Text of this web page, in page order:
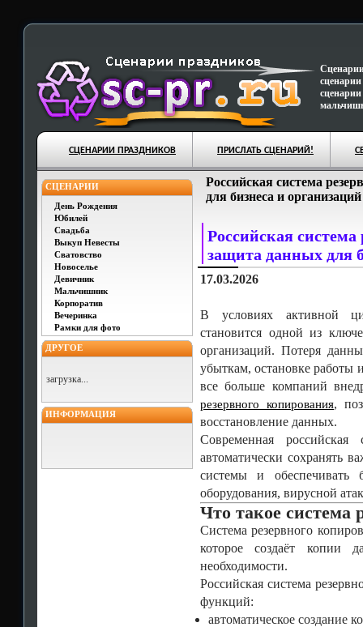
СЦЕНАРИИ ПРАЗДНИКОВ ПРИСЛАТЬ СЦЕНАРИЙ!
СЦЕНАРИИ
День Рождения
Юбилей
Свадьба
Выкуп Невесты
Сватовство
Новоселье
Девичник
Мальчишник
Корпоратив
Вечеринка
Рамки для фото
ДРУГОЕ
загрузка...
ИНФОРМАЦИЯ
Российская система
для бизнеса и организаций
Российская
защита данных для
17.03.2026
В условиях активной
становится одной из
организаций. Потеря
убыткам, остановке
все больше компаний
резервного копирования,
восстановление данных.
Современная российская
автоматически сохранять
системы и
оборудования, вирусной
Что такое система
Система резервного
которое создаёт копии
необходимости.
Российская система
функций:
автоматическое создание